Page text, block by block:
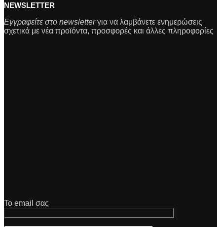
NEWSLETTER
Εγγραφείτε στο newsletterγια να λαμβάνετε ενημερώσεις
σχετικά με νέα προϊόντα, προσφορές και άλλες πληροφορίες
Το email σας